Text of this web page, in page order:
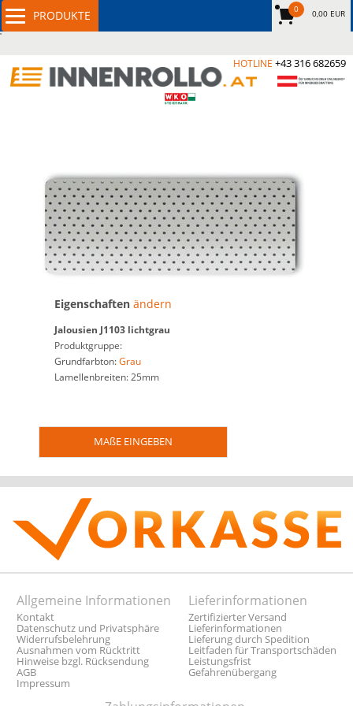
Eigenschaften ändern
Jalousien J1103 lichtgrau
Produktgruppe:
Grundfarbton:Grau
Lamellenbreiten: 25mm
MAßE EINGEBEN
0 0,00 EUR
HOTLINE +43 316 682659
Allgemeine Informationen
Kontakt
Datenschutz und Privatsphäre
Widerrufsbelehrung
Ausnahmen vom Rücktritt
Hinweise bzgl. Rücksendung
AGB
Impressum
Lieferinformationen
Zertifizierter Versand
Lieferinformationen
Lieferung durch Spedition
Leitfaden für Transportschäden
Leistungsfrist
Gefahrenübergang